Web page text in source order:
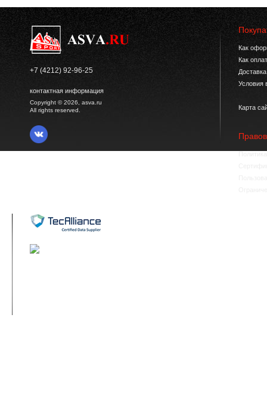
+7 (4212) 92-96-25
контактная информация
Copyright © 2026, asva.ru
All rights reserved.
Как
Как
Условия
Карта